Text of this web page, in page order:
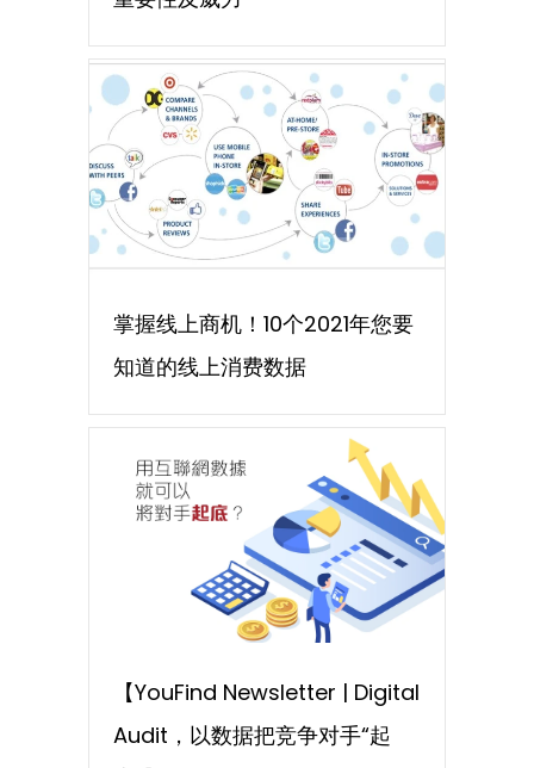
掌握线上商机！10个2021年您要
知道的线上消费数据
【YouFind Newsletter | Digital
Audit，以数据把竞争对手“起